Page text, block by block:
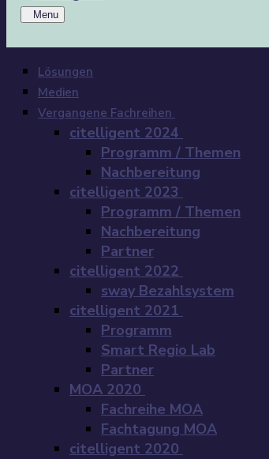
Menu
Lösungen
Medien
Vergangene Fachreihen
citelligent 2024
Programm / Themen
Nachbereitung
citelligent 2023
Programm / Themen
Nachbereitung
Partner
citelligent 2022
sway Bezahlsystem
citelligent 2021
Programm
Smart Regio Lab
Partner
MOA 2020
Fachreihe MOA
Fachtagung MOA
citelligent 2020